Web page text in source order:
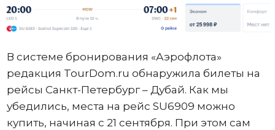
В системе бронирования «Аэрофлота»
редакция TourDom.ru обнаружила билеты на
рейсы Санкт-Петербург – Дубай. Как мы
убедились, места на рейс SU6909 можно
купить, начиная с 21 сентября. При этом сам